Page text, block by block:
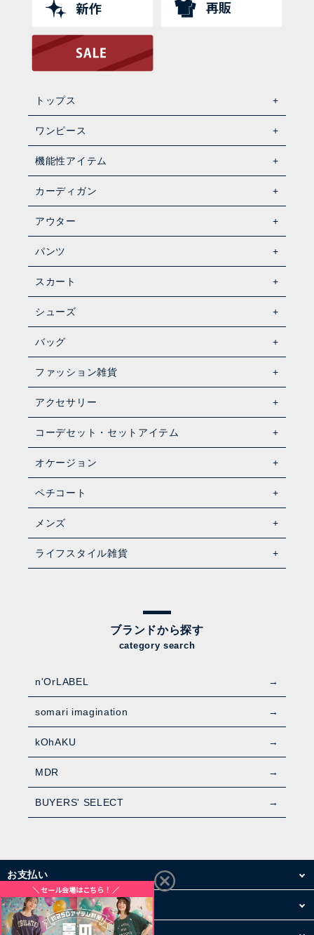
トップス
ワンピース
機能性アイテム
カーディガン
アウター
パンツ
スカート
シューズ
バッグ
ファッション雑貨
アクセサリー
コーデセット・セットアイテム
オケージョン
ペチコート
メンズ
ライフスタイル雑貨
ブランドから探す
category search
n'OrLABEL
somari imagination
kOhAKU
MDR
BUYERS' SELECT
お支払い
配送・送料